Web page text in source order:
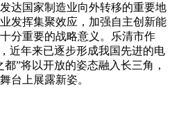
达国家制造业向外转移的重要地
发挥集聚效应，加强自主创新能
分重要的战略意义。乐清市作
近年来已逐步形成我国先进的电
”将以开放的姿态融入长三角，
台上展露新姿。